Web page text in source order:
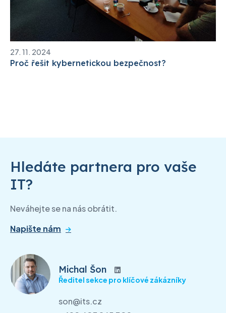
27. 11. 2024
Proč řešit kybernetickou bezpečnost?
Hledáte partnera pro vaše
IT?
Neváhejte se na nás obrátit.
Napište nám
Michal Šon
Ředitel sekce pro klíčové zákázníky
son@its.cz